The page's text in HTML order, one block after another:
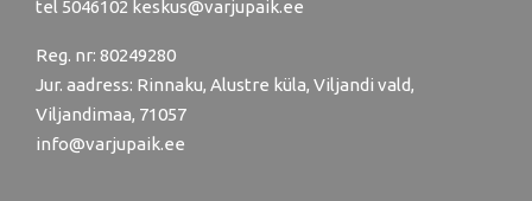
tel 5046102 keskus@varjupaik.ee
Reg. nr: 80249280
Jur. aadress: Rinnaku, Alustre küla, Viljandi vald,
Viljandimaa, 71057
info@varjupaik.ee